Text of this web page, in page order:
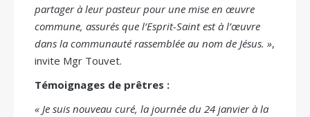
partager à leur pasteur pour une mise en œuvre
commune, assurés que l’Esprit-Saint est à l’œuvre
dans la communauté rassemblée au nom de Jésus. »,
invite Mgr Touvet.
Témoignages de prêtres :
« Je suis nouveau curé, la journée du 24 janvier à la